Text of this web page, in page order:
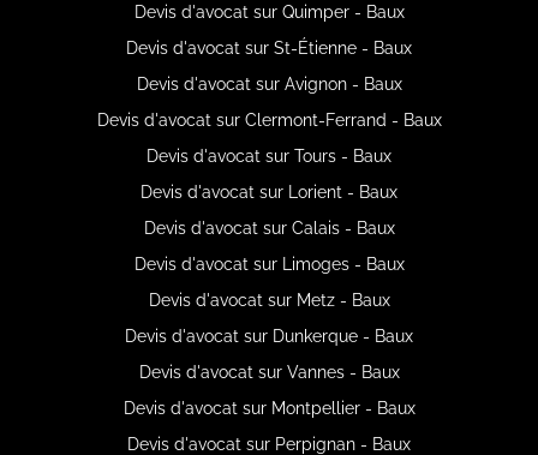
Devis d'avocat sur Quimper - Baux
Devis d'avocat sur St-Étienne - Baux
Devis d'avocat sur Avignon - Baux
Devis d'avocat sur Clermont-Ferrand - Baux
Devis d'avocat sur Tours - Baux
Devis d'avocat sur Lorient - Baux
Devis d'avocat sur Calais - Baux
Devis d'avocat sur Limoges - Baux
Devis d'avocat sur Metz - Baux
Devis d'avocat sur Dunkerque - Baux
Devis d'avocat sur Vannes - Baux
Devis d'avocat sur Montpellier - Baux
Devis d'avocat sur Perpignan - Baux